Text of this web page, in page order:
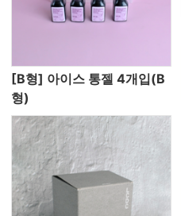
[B형] 아이스 통젤 4개입(B
형)